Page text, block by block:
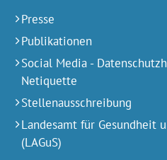
Presse
Publikationen
Social Media -
Netiquette
Stellenausschreibung
Landesamt für Gesundheit
(LAGuS)